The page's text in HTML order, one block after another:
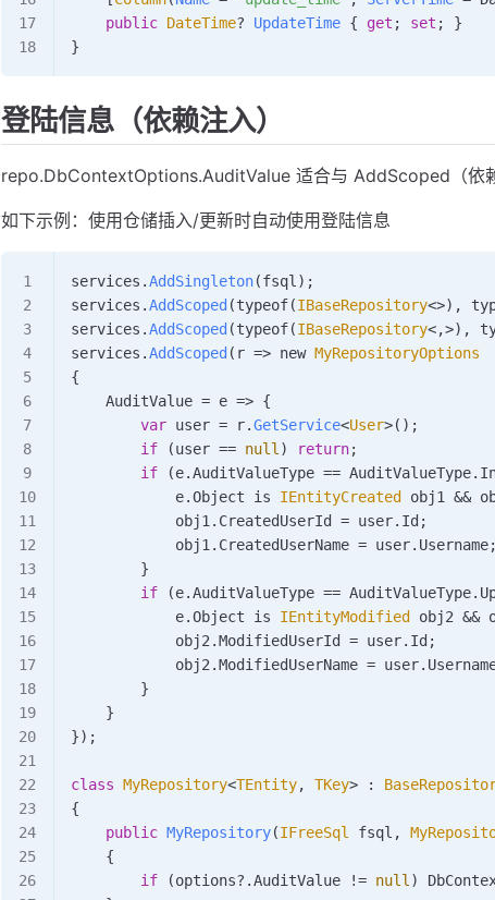
    public
DateTime? UpdateTime { get ; set ; }
}
登陆信息（依赖注入）
repo.DbContextOptions.AuditValue 适合与 AddScoped（依
如下示例：使用仓储插入/更新时自动使用登陆信息
services .AddSingleton(fsql );
services .AddScoped (typeof(IBaseRepository<>),
services .AddScoped (typeof(IBaseRepository<,>),
services .AddScoped ( r => new MyRepositoryOptions
{
    AuditValue
= e => {
        var
user = r.GetService<User>();
        if
(user == null ) return;
        if
(e.AuditValueType == AuditValueType.
            e
.Object is IEntityCreated obj1 &&
            obj1
. CreatedUserId = user. Id ;
            obj1
. CreatedUserName = user. Username
        }
        if
(e.AuditValueType == AuditValueType.
            e
.Object is IEntityModified obj2 &&
            obj2
.ModifiedUserId = user. Id ;
            obj2
.ModifiedUserName = user.
        }
    }
});
class MyRepository<TEntity, TKey> :
{
    public
MyRepository(IFreeSql fsql ,
    {
        if
(options?.AuditValue != null )